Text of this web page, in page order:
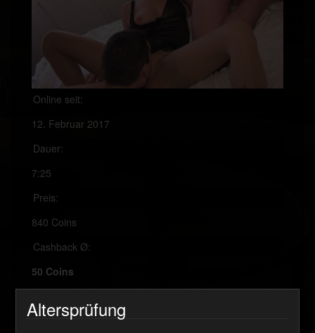
Online seit:
12. Februar 2017
Dauer:
7:25
Preis:
840 Coins
Cashback Ø:
50 Coins
JETZT KAUFEN
Altersprüfung